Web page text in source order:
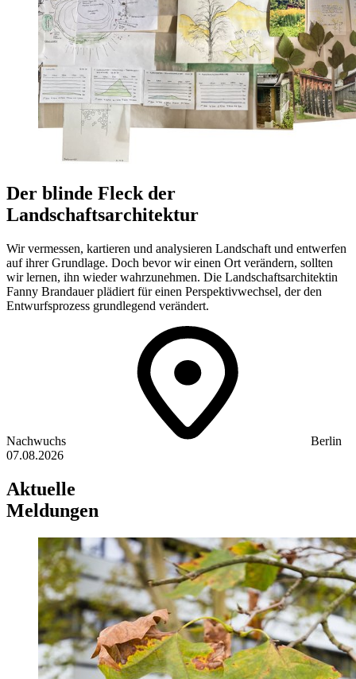
Der blinde Fleck der
Landschaftsarchitektur
Wir vermessen, kartieren und analysieren Landschaft und entwerfen
auf ihrer Grundlage. Doch bevor wir einen Ort verändern, sollten
wir lernen, ihn wieder wahrzunehmen. Die Landschaftsarchitektin
Fanny Brandauer plädiert für einen Perspektivwechsel, der den
Entwurfsprozess grundlegend verändert.
Nachwuchs
Berlin
07.08.2026
Aktuelle
Meldungen